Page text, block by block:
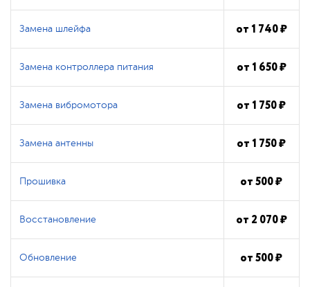
Замена шлейфа от1 740₽
Замена контроллера питания от1 650₽
Замена вибромотора от1 750₽
Замена антенны от1 750₽
Прошивка от500₽
Восстановление от 2 070₽
Обновление от500₽